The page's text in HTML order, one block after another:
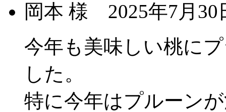
岡本 様
2025年7月
今年も美味しい桃に
した。
特に今年はプルーン